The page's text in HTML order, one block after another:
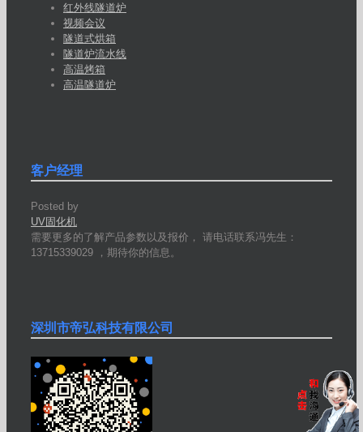
红外线隧道炉
视频会议
隧道式烘箱
隧道炉流水线
高温烤箱
高温隧道炉
客户经理
Posted by
UV固化机
需要更多的了解产品参数以及报价， 请电话联系冯先生：
13715339029 ，期待你的信息。
深圳市帝弘科技有限公司